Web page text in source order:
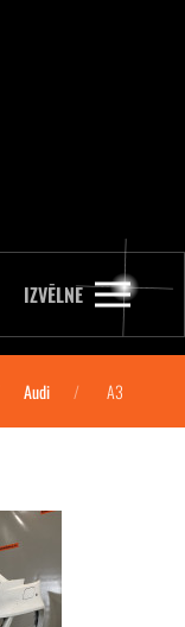
IZVĒLNE
Audi A3